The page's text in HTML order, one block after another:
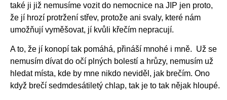
také ji již nemusíme vozit do nemocnice na JIP jen proto,
že jí hrozí protržení střev, protože ani svaly, které nám
umožňují vyměšovat, jí kvůli křečím nepracují.
A to, že jí konopí tak pomáhá, přináší mnohé i mně. Už se
nemusím dívat do očí plných bolestí a hrůzy, nemusím už
hledat místa, kde by mne nikdo neviděl, jak brečím. Ono
když brečí sedmdesátiletý chlap, tak je to tak nějak hloupé.